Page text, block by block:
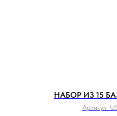
НАБОР ИЗ 15
Артикул: